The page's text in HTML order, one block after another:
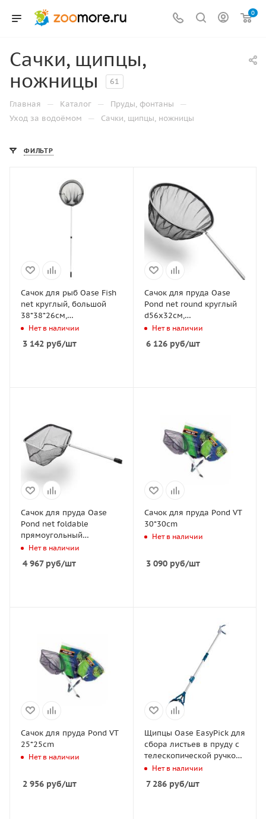
0
Сачки, щипцы,
ножницы
61
Главная — Каталог — Пруды, фонтаны —
Уход за водоёмом — Сачки, щипцы, ножницы
ФИЛЬТР
Сачок для рыб Oase Fish
net круглый, большой
38*38*26см,
телескопическая ручка
Нет в наличии
3 142 руб/шт
Сачок для пруда Oase
Pond net round круглый
d56x32см,
телескопическая ручка
Нет в наличии
6 126руб/шт
Сачок для пруда Oase
Pond net foldable
прямоугольный
37x30x25см,
150/187см
Нет в наличии
4 967руб/шт
Сачок для пруда Pond VT
30*30cm
Нет в наличии
3 090руб/шт
Сачок для пруда Pond VT
25*25cm
Нет в наличии
2 956 руб/шт
Щипцы Oase EasyPick для
сбора листьев в пруду с
телескопической ручкой
(2м)Нет в наличии
7 286руб/шт